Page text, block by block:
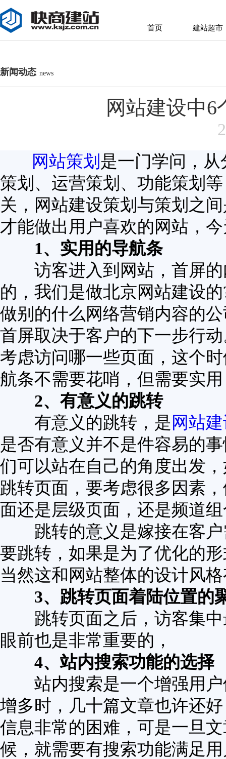
建站超市
建站超市
首页
首页
新闻动态 news
网站建设中
网站策划 是一门学问，
策划、运营策划、功能策划
关，网站建设策划与策划之
才能做出用户喜欢的网站，
1、实用的导航条
访客进入到网站，首屏的
的，我们是做北京网站建设
做别的什么网络营销内容的
首屏取决于客户的下一步行
考虑访问哪一些页面，这个
航条不需要花哨，但需要实
2、有意义的跳转
有意义的跳转，是 网站
是否有意义并不是件容易的
们可以站在自己的角度出发
跳转页面，要考虑很多因素
面还是层级页面，还是频道
跳转的意义是嫁接在客户
要跳转，如果是为了优化的
当然这和网站整体的设计风
3、跳转页面着陆位置的
跳转页面之后，访客集中
眼前也是非常重要的，
4、站内搜索功能的选择
站内搜索是一个增强用户
增多时，几十篇文章也许还
信息非常的困难，可是一旦
候，就需要有搜索功能满足